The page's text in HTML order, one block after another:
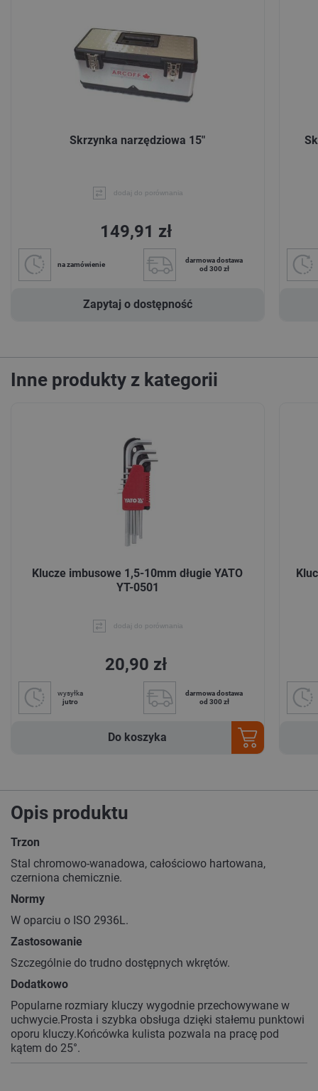
Skrzynka narzędziowa 15"
dodaj do porównania
149,91 zł
na zamówienie
darmowa dostawa
od 300 zł
Zapytaj o dostępność
Inne produkty z kategorii
Klucze imbusowe 1,5-10mm długie YATO
YT-0501
dodaj do porównania
20,90 zł
wysyłka
jutro
darmowa dostawa
od 300 zł
Do koszyka
Opis produktu
Trzon
Stal chromowo-wanadowa, całościowo hartowana,
czerniona chemicznie.
Normy
W oparciu o ISO 2936L.
Zastosowanie
Szczególnie do trudno dostępnych wkrętów.
Dodatkowo
Popularne rozmiary kluczy wygodnie przechowywane w
uchwycie.Prosta i szybka obsługa dzięki stałemu punktowi
oporu kluczy.Końcówka kulista pozwala na pracę pod
kątem do 25°.